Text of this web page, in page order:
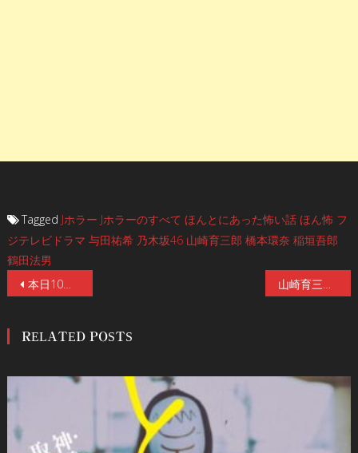
Tagged Jホラー Jホラーのすべて ほんとにあった怖い話 ほん怖 フ
ジテレビドラマ 与田祐希 乃木坂46 山崎育三郎 橋本環奈 稲垣吾郎
鶴田法男
投
ナ
ビ
ゲ
ー
本日10／23（土）夜9時より『ほんとにあった怖い話 2021特別編』放送！さらに昼1時30分より「傑作選」放送！傑作選は8作品中6作品が“Jホラーのすべて”鶴田法男監督作品！監督からの緊急解説コメント掲載！ 山崎育三郎を襲う最凶最悪の“事故物件”！『ほん怖』初出演で新境地開拓！「いつもイメージしている僕とは違う」土曜プレミアム『ほんとにあった怖い話 2021特別編』本日10/23(土)夜9時放送！
RELATED POSTS